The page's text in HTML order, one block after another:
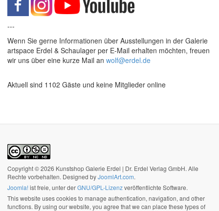
---
Wenn Sie gerne Informationen über Ausstellungen in der Galerie
artspace Erdel & Schaulager per E-Mail erhalten möchten, freuen
wir uns über eine kurze Mail an wolf@erdel.de
Aktuell sind 1102 Gäste und keine Mitglieder online
Copyright © 2026 Kunstshop Galerie Erdel | Dr. Erdel Verlag GmbH. Alle
Rechte vorbehalten. Designed byJoomlArt.com.
Joomla!ist freie, unter derGNU/GPL-Lizenzveröffentlichte Software.
This website uses cookies to manage authentication, navigation, and other
functions. By using our website, you agree that we can place these types of